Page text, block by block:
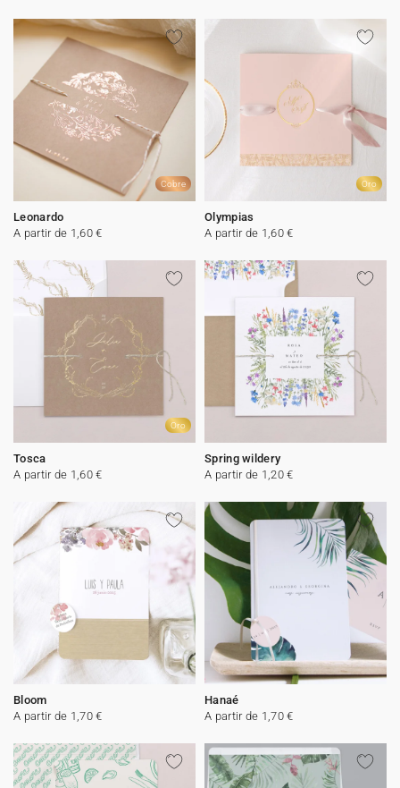
Cobre
Leonardo
A partir de 1,60 €
Oro
Olympias
A partir de 1,60 €
Oro
Tosca
A partir de 1,60 €
Spring wildery
A partir de 1,20 €
Bloom
A partir de 1,70 €
Hanaé
A partir de 1,70 €